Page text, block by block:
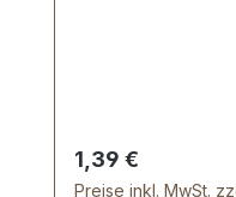
Regulärer Preis:
1,39 €
Preise inkl. MwSt.